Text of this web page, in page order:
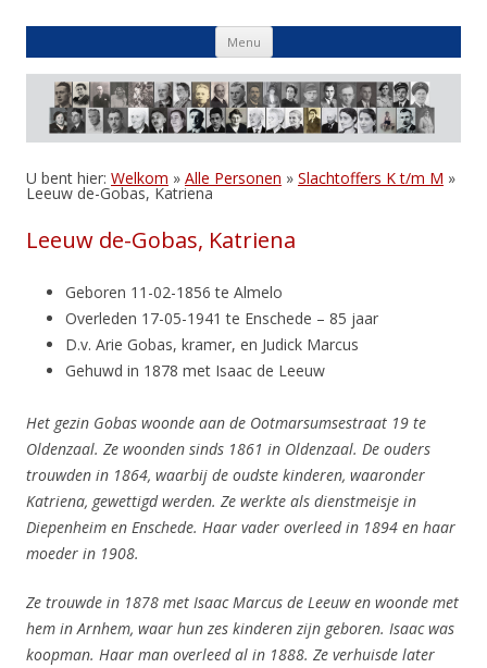
Menu Skip
content
U bent hier: Welkom » Alle Personen » Slachtoffers K t/m M »
Leeuw de-Gobas, Katriena
Leeuw de-Gobas, Katriena
Geboren 11-02-1856 te Almelo
Overleden 17-05-1941 te Enschede – 85 jaar
D.v. Arie Gobas, kramer, en Judick Marcus
Gehuwd in 1878 met Isaac de Leeuw
Het gezin Gobas woonde aan de Ootmarsumsestraat 19 te
Oldenzaal. Ze woonden sinds 1861 in Oldenzaal. De ouders
trouwden in 1864, waarbij de oudste kinderen, waaronder
Katriena, gewettigd werden. Ze werkte als dienstmeisje in
Diepenheim en Enschede. Haar vader overleed in 1894 en haar
moeder in 1908.
Ze trouwde in 1878 met Isaac Marcus de Leeuw en woonde met
hem in Arnhem, waar hun zes kinderen zijn geboren. Isaac was
koopman. Haar man overleed al in 1888. Ze verhuisde later